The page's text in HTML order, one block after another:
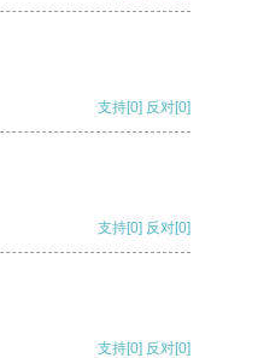
支持[0] 反对[0]
支持[0] 反对[0]
支持[0] 反对[0]